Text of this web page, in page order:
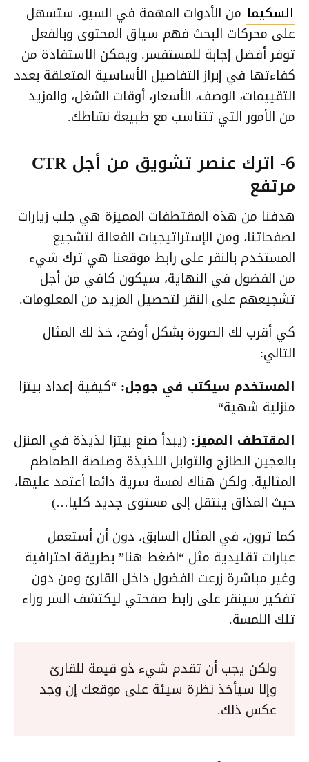
السكيما من الأدوات المهمة في السيو، ستسهل
على محركات البحث فهم سياق المحتوى وبالفعل
توفر أفضل إجابة للمستفسر. ويمكن الاستفادة من
كفاءتها في إبراز التفاصيل الأساسية المتعلقة بعدد
التقييمات، الوصف، الأسعار، أوقات الشغل، والمزيد
من الأمور التي تتناسب مع طبيعة نشاطك.
6- اترك عنصر تشويق من أجل CTR
مرتفع
هدفنا من هذه المقتطفات المميزة هي جلب زيارات
لصفحاتنا، ومن الإستراتيجيات الفعالة لتشجيع
المستخدم بالنقر على رابط موقعنا هي ترك شيء
من الفضول في النهاية، سيكون كافي من أجل
تشجيعهم على النقر لتحصيل المزيد من المعلومات.
كي أقرب لك الصورة بشكل أوضح، خذ لك المثال
التالي:
المستخدم سيكتب في جوجل: “كيفية إعداد بيتزا
منزلية شهية“
المقتطف المميز: (يبدأ صنع بيتزا لذيذة في المنزل
بالعجين الطازج والتوابل اللذيذة وصلصة الطماطم
المثالية. ولكن هناك لمسة سرية دائما أعتمد عليها،
حيث المذاق ينتقل إلى مستوى جديد كليا…)
كما ترون، في المثال السابق، دون أن أستعمل
عبارات تقليدية مثل “اضغط هنا” بطريقة احترافية
وغير مباشرة زرعت الفضول داخل القارئ ومن دون
تفكير سينقر على رابط صفحتي ليكتشف السر وراء
تلك اللمسة.
ولكن يجب أن تقدم شيء ذو قيمة للقارئ
وإلا سيأخذ نظرة سيئة على موقعك إن وجد
عكس ذلك.